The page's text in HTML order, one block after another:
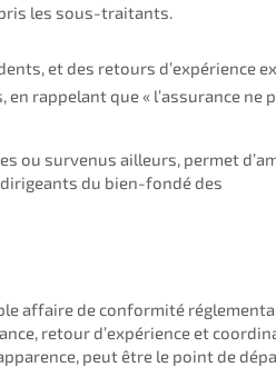
les sous-traitants.
et des retours d’expérience
rappelant que « l’assurance ne
ou survenus ailleurs, permet
du bien-fondé des
affaire de conformité
retour d’expérience et
peut être le point de